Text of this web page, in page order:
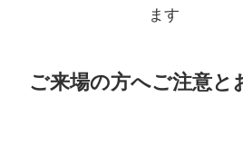
ます
ご来場の方へご注意と